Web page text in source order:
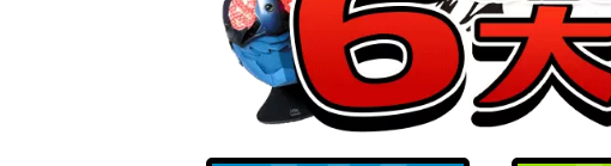
シャーロット・プリン（L/パラレル）【OP08-058】
ゴムゴムの火拳銃（R/パラレル）【OP11-114】